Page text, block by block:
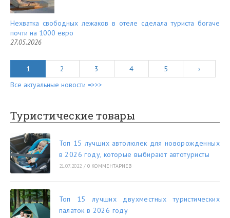
Нехватка свободных лежаков в отеле сделала туриста богаче
почти на 1000 евро
27.05.2026
1 2 3 4 5
›
Все актуальные новости =>>>
Туристические товары
Топ 15 лучших автолюлек для новорожденных
в 2026 году, которые выбирают автотуристы
21.07.2022 / 0 КОММЕНТАРИЕВ
Топ 15 лучших двухместных туристических
палаток в 2026 году